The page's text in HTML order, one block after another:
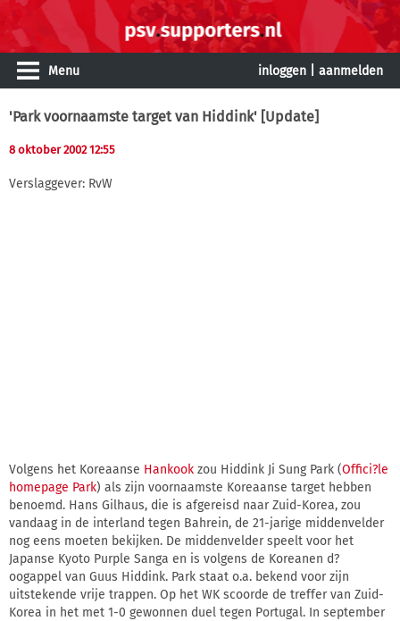
Menu inloggen aanmelden
'Park voornaamste target van Hiddink' [Update]
8 oktober 2002 12:55
Verslaggever: RvW
Volgens het Koreaanse Hankook zou Hiddink Ji Sung Park (Offici?le
homepage Park) als zijn voornaamste Koreaanse target hebben
benoemd. Hans Gilhaus, die is afgereisd naar Zuid-Korea, zou
vandaag in de interland tegen Bahrein, de 21-jarige middenvelder
nog eens moeten bekijken. De middenvelder speelt voor het
Japanse Kyoto Purple Sanga en is volgens de Koreanen d?
oogappel van Guus Hiddink. Park staat o.a. bekend voor zijn
uitstekende vrije trappen. Op het WK scoorde de treffer van Zuid-
Korea in het met 1-0 gewonnen duel tegen Portugal. In september